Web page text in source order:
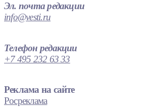
Эл. почта редакции
info@vesti.ru
Телефон редакции
+7 495 232 63 33
Реклама на сайте
Росреклама